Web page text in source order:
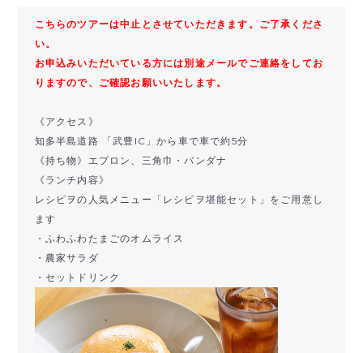
こちらのツアーは中止とさせていただきます。ご了承くださ
い。
お申込みいただいている方には別途メールでご連絡をしてお
りますので、ご確認お願いいたします。
《アクセス》
知多半島道路 「武豊IC」から車で車で約5分
《持ち物》エプロン、三角巾・バンダナ
《ランチ内容》
レシピヲの人気メニュー「レシピヲ堪能セット」をご用意し
ます
・ふわふわたまごのオムライス
・農家サラダ
・セットドリンク